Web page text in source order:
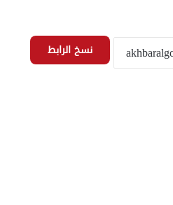
نسخ الرابط